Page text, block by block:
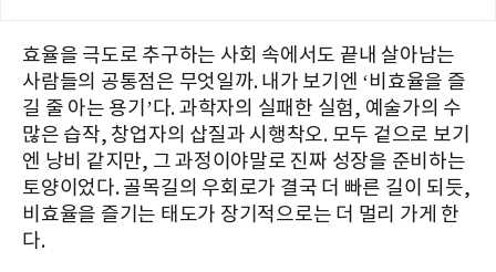
효율을 극도로 추구하는 사회 속에서도 끝내 살아남는
사람들의 공통점은 무엇일까. 내가 보기엔 ‘비효율을 즐
길 줄 아는 용기’다. 과학자의 실패한 실험, 예술가의 수
많은 습작, 창업자의 삽질과 시행착오. 모두 겉으로 보기
엔 낭비 같지만, 그 과정이야말로 진짜 성장을 준비하는
토양이었다. 골목길의 우회로가 결국 더 빠른 길이 되듯,
비효율을 즐기는 태도가 장기적으로는 더 멀리 가게 한
다.